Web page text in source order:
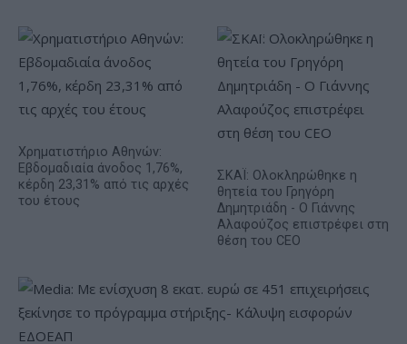
Χρηματιστήριο Αθηνών:
Εβδομαδιαία άνοδος 1,76%,
κέρδη 23,31% από τις αρχές
του έτους
ΣΚΑΪ: Ολοκληρώθηκε η
θητεία του Γρηγόρη
Δημητριάδη - Ο Γιάννης
Αλαφούζος επιστρέφει στη
θέση του CEO